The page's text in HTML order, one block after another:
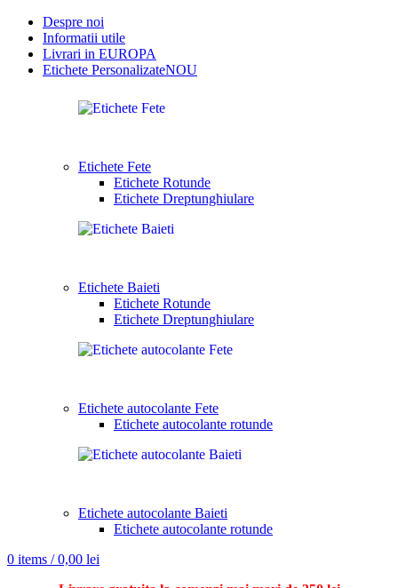
Despre noi
Informatii utile
Livrari in EUROPA
Etichete PersonalizateNOU
Etichete Fete
Etichete Rotunde
Etichete Dreptunghiulare
Etichete Baieti
Etichete Rotunde
Etichete Dreptunghiulare
Etichete autocolante Fete
Etichete autocolante rotunde
Etichete autocolante Baieti
Etichete autocolante rotunde
0 items / 0,00 lei